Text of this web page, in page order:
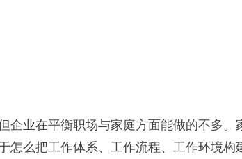
业在平衡职场与家庭方面能做的不多。
怎么把工作体系、工作流程、工作环境构